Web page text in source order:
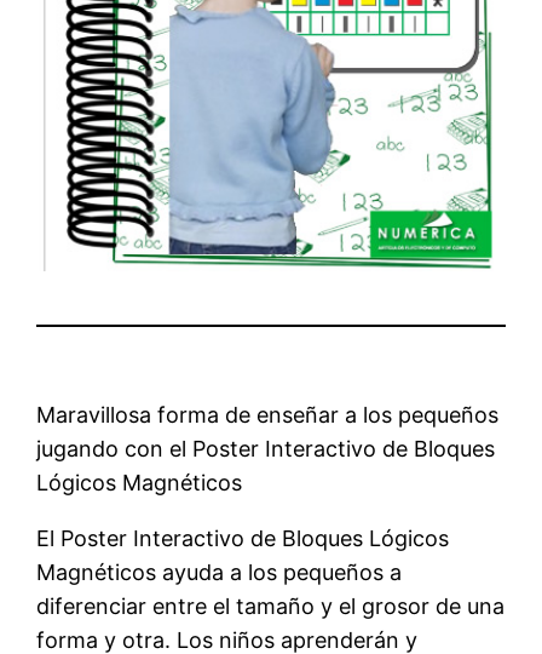
Maravillosa forma de enseñar a los pequeños
jugando con el Poster Interactivo de Bloques
Lógicos Magnéticos
El Poster Interactivo de Bloques Lógicos
Magnéticos ayuda a los pequeños a
diferenciar entre el tamaño y el grosor de una
forma y otra. Los niños aprenderán y